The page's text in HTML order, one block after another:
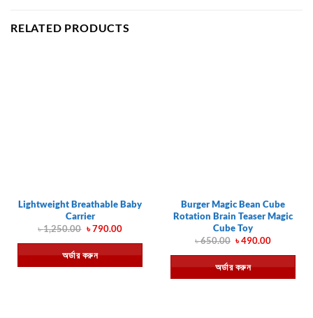
RELATED PRODUCTS
Lightweight Breathable Baby
Carrier
৳1,250.00 Original
was:
৳ 1,250.00.
৳790.00Current
is:
৳ 790.00.
অর্ডার করুন
Burger Magic Bean Cube
Rotation Brain Teaser Magic
Cube Toy
৳650.00 Original
was:
৳ 650.00.
৳490.00Current
is:
৳ 490.00.
অর্ডার করুন